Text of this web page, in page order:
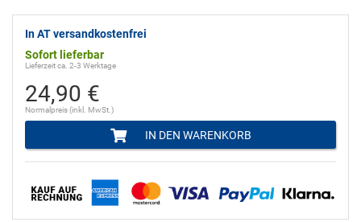
In AT versandkostenfrei
Sofort lieferbar
Lieferzeit ca. 2-3 Werktage
24,90 €
Normalpreis (inkl. MwSt.)
IN DEN WARENKORB